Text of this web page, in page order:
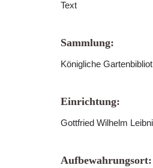
Text
Sammlung:
Königliche
Einrichtung:
Gottfried Wilhelm
Aufbewahrungsort: